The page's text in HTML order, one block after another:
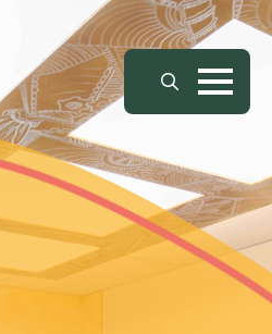
Search